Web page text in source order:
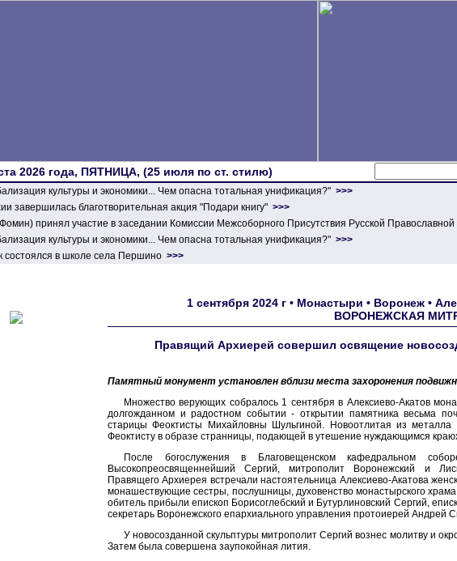
2026 года, ПЯТНИЦА, (25 июля по ст. стилю)
культуры и экономики... Чем опасна тотальная унификация?" >>>
завершилась благотворительная акция "Подари книгу" >>>
принял участие в заседании Комиссии Межсоборного Присутствия Русской
культуры и экономики... Чем опасна тотальная унификация?" >>>
состоялся в школе села Першино >>>
1 сентября 2024 г • Монастыри • Воронеж •
ВОРОНЕЖСКАЯ
Правящий Архиерей совершил освящение
Памятный монумент установлен вблизи места захоронения
Множество верующих собралось 1 сентября в Алексиево-Акатов
долгожданном и радостном событии - открытии памятника весьма
старицы Феоктисты Михайловны Шульгиной. Новоотлитая из металла
Феоктисту в образе странницы, подающей в утешение нуждающимся
После богослужения в Благовещенском кафедральном
Высокопреосвященнейший Сергий, митрополит Воронежский и
Правящего Архиерея встречали настоятельница Алексиево-Акатова
монашествующие сестры, послушницы, духовенство монастырского
обитель прибыли епископ Борисоглебский и Бутурлиновский Сергий,
секретарь Воронежского епархиального управления протоиерей Андрей
У новосозданной скульптуры митрополит Сергий вознес молитву и
Затем была совершена заупокойная лития.